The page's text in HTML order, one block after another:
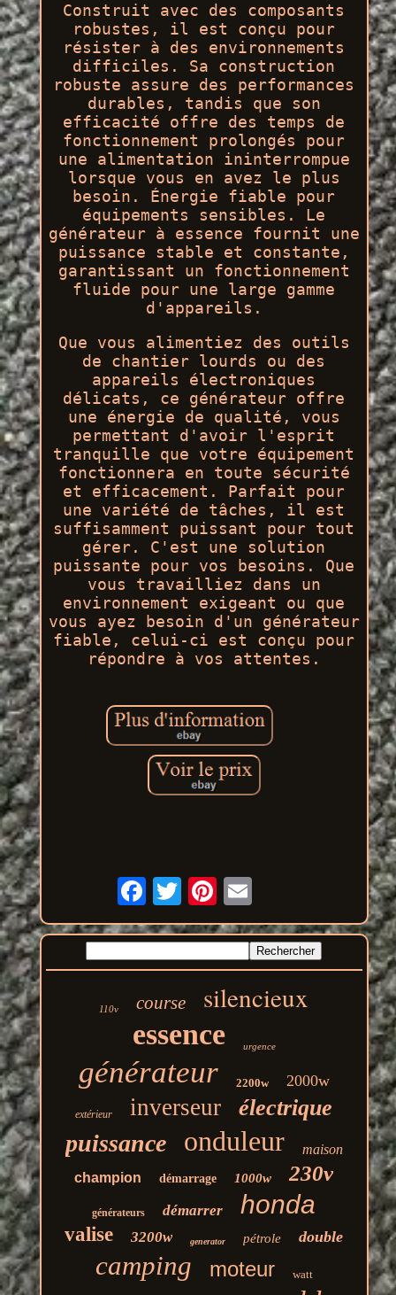
Construit avec des composants
robustes, il est conçu pour
résister à des environnements
difficiles. Sa construction
robuste assure des performances
durables, tandis que son
efficacité offre des temps de
fonctionnement prolongés pour
une alimentation ininterrompue
lorsque vous en avez le plus
besoin. Énergie fiable pour
équipements sensibles. Le
générateur à essence fournit une
puissance stable et constante,
garantissant un fonctionnement
fluide pour une large gamme
d'appareils.
Que vous alimentiez des outils
de chantier lourds ou des
appareils électroniques
délicats, ce générateur offre
une énergie de qualité, vous
permettant d'avoir l'esprit
tranquille que votre équipement
fonctionnera en toute sécurité
et efficacement. Parfait pour
une variété de tâches, il est
suffisamment puissant pour tout
gérer. C'est une solution
puissante pour vos besoins. Que
vous travailliez dans un
environnement exigeant ou que
vous ayez besoin d'un générateur
fiable, celui-ci est conçu pour
répondre à vos attentes.
110v course silencieux
essence urgence
générateur 2200w 2000w
extérieur inverseur électrique
puissance onduleur
maison
champion
démarrage 1000w 230v
générateurs démarrer honda
valise 3200w generator pétrole double
camping moteur watt